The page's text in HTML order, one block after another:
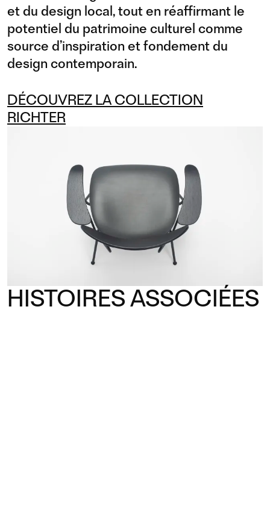
et du design local, tout en réaffirmant le
potentiel du patrimoine culturel comme
source d’inspiration et fondement du
design contemporain.
DÉCOUVREZ LA COLLECTION
RICHTER
HISTOIRES ASSOCIÉES